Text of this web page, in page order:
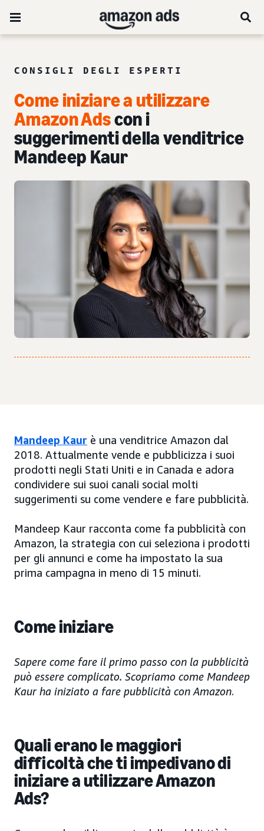
CONSIGLI DEGLI ESPERTI
Come iniziare a utilizzare
Amazon Adscon i
suggerimenti della venditrice
Mandeep Kaur
Mandeep Kaur è una venditrice Amazon dal
2018. Attualmente vende e pubblicizza i suoi
prodotti negli Stati Uniti e in Canada e adora
condividere sui suoi canali social molti
suggerimenti su come vendere e fare pubblicità.
Mandeep Kaur racconta come fa pubblicità con
Amazon, la strategia con cui seleziona i prodotti
per gli annunci e come ha impostato la sua
prima campagna in meno di 15 minuti.
Come iniziare
Sapere come fare il primo passo con la pubblicità
può essere complicato. Scopriamo come Mandeep
Kaur ha iniziato a fare pubblicità con Amazon.
Quali erano le maggiori
difficoltà che ti impedivano di
iniziare a utilizzare Amazon
Ads?